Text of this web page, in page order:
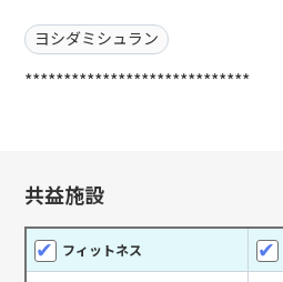
ヨシダミシュラン
*****************************
共益施設
フィットネス